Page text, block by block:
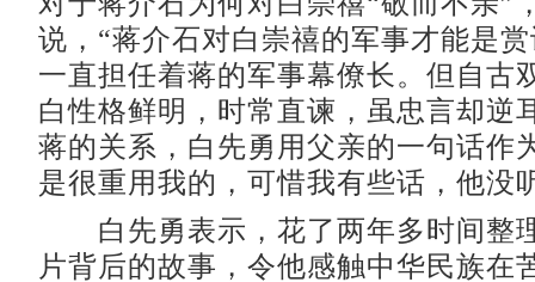
说，“蒋介石对白崇禧的军事才能是
一直担任着蒋的军事幕僚长。但自古
白性格鲜明，时常直谏，虽忠言却逆
蒋的关系，白先勇用父亲的一句话作
是很重用我的，可惜我有些话，他没
白先勇表示，花了两年多时间整
片背后的故事，令他感触中华民族在